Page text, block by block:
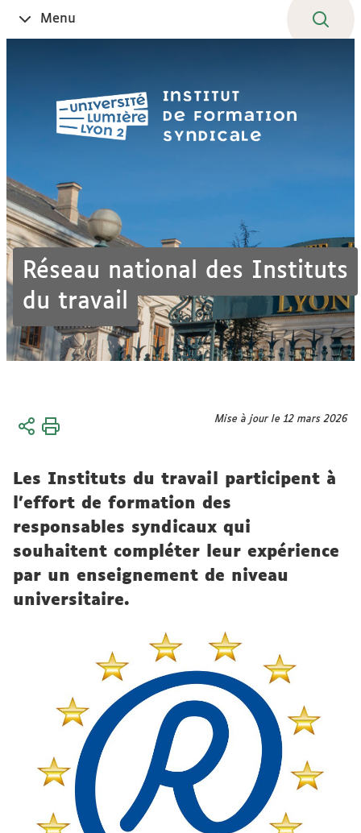
Ouvrir
le
Menu
Réseau national des Instituts
du travail
Vous
Accueil
Réseau
national
instituts
du travail
Mise à jour le 12 mars 2026
Les Instituts du travail participent à
l'effort de formation des
responsables syndicaux qui
souhaitent compléter leur expérience
par un enseignement de niveau
universitaire.